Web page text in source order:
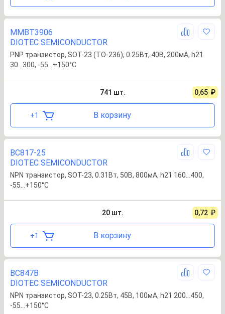
MMBT3906
DIOTEC SEMICONDUCTOR
PNP транзистор, SOT-23 (TO-236), 0.25Вт, 40В, 200мА, h21
30…300, -55…+150°С
741 шт. 0,65 ₽
+1 В корзину
BC817-25
DIOTEC SEMICONDUCTOR
NPN транзистор, SOT-23, 0.31Вт, 50В, 800мА, h21 160…400,
-55…+150°С
20 шт. 0,72 ₽
+1 В корзину
BC847B
DIOTEC SEMICONDUCTOR
NPN транзистор, SOT-23, 0.25Вт, 45В, 100мА, h21 200…450,
-55…+150°С